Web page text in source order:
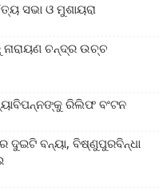
ସଭା ଓ ମୁଶାୟରା
ଚନ୍ଦ୍ର ଉଚ୍ଚ
ରିଲିଫ ବଂଟନ
ଦୁଇଟି ବନ୍ୟା, ବିଷ୍ଣୁପୁରବିନ୍ଧା